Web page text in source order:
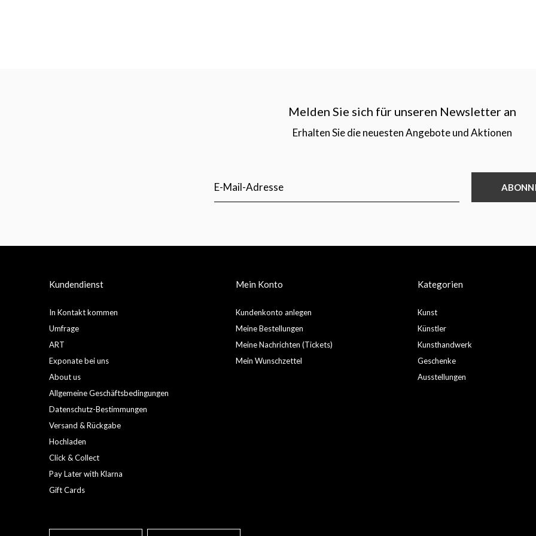
Melden Sie sich für unseren Newsletter an
Erhalten Sie die neuesten Angebote und Aktionen
Kundendienst
In Kontakt kommen
Umfrage
ART
Exponate bei uns
About us
Allgemeine Geschäftsbedingungen
Datenschutz-Bestimmungen
Versand & Rückgabe
Hochladen
Click & Collect
Pay Later with Klarna
Gift Cards
Mein Konto
Kundenkonto anlegen
Meine Bestellungen
Meine Nachrichten (Tickets)
Mein Wunschzettel
Kategorien
Kunst
Künstler
Kunsthandwerk
Geschenke
Ausstellungen